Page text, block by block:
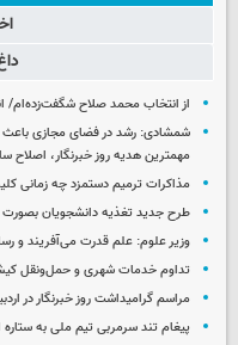
از انتخاب محمد صلاح شگفت‌زده‌ام/
شمشادی: رشد در فضای مجازی باعث
مهمترین هدیه‌ روز خبرنگار، اصلاح
مذاکرات ترمیم دستمزد چه زمانی
طرح جدید تغذیه دانشجویان
وزیر علوم: علم قدرت می‌آفریند و
تداوم خدمات شهری و حمل‌ونقل
مراسم گرامیداشت روز خبرنگار در
پیغام تند سرمربی تیم ملی به ستاره